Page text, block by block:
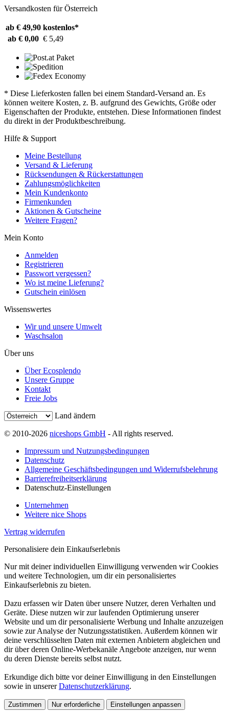
Versandkosten für Österreich
ab € 49,90 kostenlos*
ab € 0,00 € 5,49
* Diese Lieferkosten fallen bei einem Standard-Versand an. Es
können weitere Kosten, z. B. aufgrund des Gewichts, Größe oder
Eigenschaften der Produkte, entstehen. Diese Informationen findest
du direkt in der Produktbeschreibung.
Hilfe & Support
Meine Bestellung
Versand & Lieferung
Rücksendungen & Rückerstattungen
Zahlungsmöglichkeiten
Mein Kundenkonto
Firmenkunden
Aktionen & Gutscheine
Weitere Fragen?
Mein Konto
Anmelden
Registrieren
Passwort vergessen?
Wo ist meine Lieferung?
Gutschein einlösen
Wissenswertes
Wir und unsere Umwelt
Waschsalon
Über uns
Über Ecosplendo
Unsere Gruppe
Kontakt
Freie Jobs
Land ändern
© 2010-2026 niceshops GmbH - All rights reserved.
Impressum und Nutzungsbedingungen
Datenschutz
Allgemeine Geschäftsbedingungen und Widerrufsbelehrung
Barrierefreiheitserklärung
Datenschutz-Einstellungen
Unternehmen
Weitere nice Shops
Vertrag widerrufen
Personalisiere dein Einkaufserlebnis
Nur mit deiner individuellen Einwilligung verwenden wir Cookies
und weitere Technologien, um dir ein personalisiertes
Einkaufserlebnis zu bieten.
Dazu erfassen wir Daten über unsere Nutzer, deren Verhalten und
Geräte. Diese nutzen wir zur laufenden Optimierung unserer
Website und um dir personalisierte Werbung und Inhalte anzuzeigen
sowie zur Analyse der Nutzungsstatistiken. Außerdem können wir
deine verschlüsselten Daten mit externen Anbietern abgleichen und
dir über deren Online-Werbekanäle Angebote anzeigen, nur wenn
du deren Dienste bereits selbst nutzt.
Erkundige dich bitte vor deiner Einwilligung in den Einstellungen
sowie in unsererDatenschutzerklärung.
Zustimmen Nur erforderliche Einstellungen anpassen